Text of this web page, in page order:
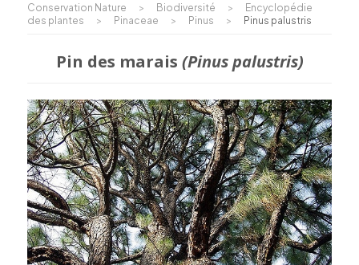
Conservation Nature > Biodiversité >
Encyclopédie
des plantes
> Pinaceae > Pinus > Pinus palustris
Pin des marais (Pinus palustris)